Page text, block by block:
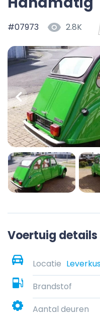
#07973 2.8K
Voertuig details
Locatie
Brandstof
Aantal deuren